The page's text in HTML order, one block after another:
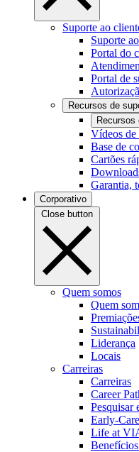
Suporte ao
Suporte
Portal do
Portal de
Recursos de
Recursos
Vídeos de
Base de
Cartões
Garantia,
Corporativo
Close button
Quem somos
Quem
Liderança
Locais
Carreiras
Carreiras
Career
Pesquisar
Early-
Life at